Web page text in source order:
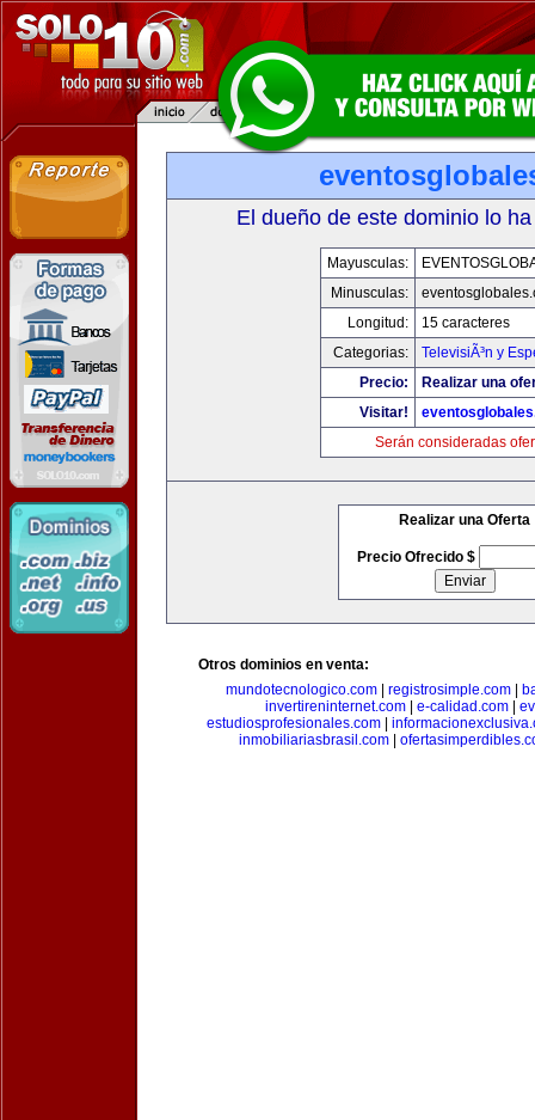
El dueño de este dominio lo
Mayusculas:
Minusculas:
Longitud:
15 caracteres
Categorias:
TelevisiÃ³n y
Precio:
Realizar una
Visitar!
Serán consideradas
Realizar una Oferta
Precio Ofrecido $
Otros dominios en venta:
mundotecnologico.com| registrosimple.com|
invertireninternet.com| e-calidad.com|
estudiosprofesionales.com|
inmobiliariasbrasil.com